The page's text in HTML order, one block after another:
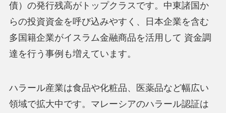
債）の発行残高がトップクラスです。中東諸国か
らの投資資金を呼び込みやすく、日本企業を含む
多国籍企業がイスラム金融商品を活用して 資金調
達を行う事例も増えています。
ハラール産業は食品や化粧品、医薬品など幅広い
領域で拡大中です。マレーシアのハラール認証は